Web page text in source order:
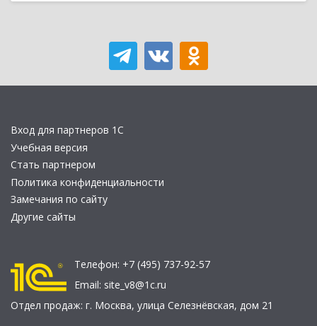
Вход для партнеров 1С
Учебная версия
Стать партнером
Политика конфиденциальности
Замечания по сайту
Другие сайты
Телефон: +7 (495) 737-92-57
Email: site_v8@1c.ru
Отдел продаж: г. Москва, улица Селезнёвская, дом 21